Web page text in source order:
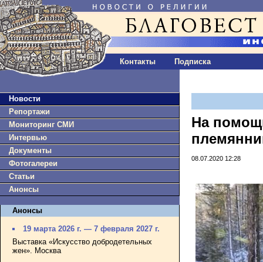
Контакты Подписка
Новости
Репортажи
Мониторинг СМИ
Интервью
Документы
Фотогалереи
Статьи
Анонсы
Анонсы
19 марта 2026 г. — 7 февраля 2027 г.
Выставка «Искусство добродетельных
жен». Москва
На
08.07.2020 12:28